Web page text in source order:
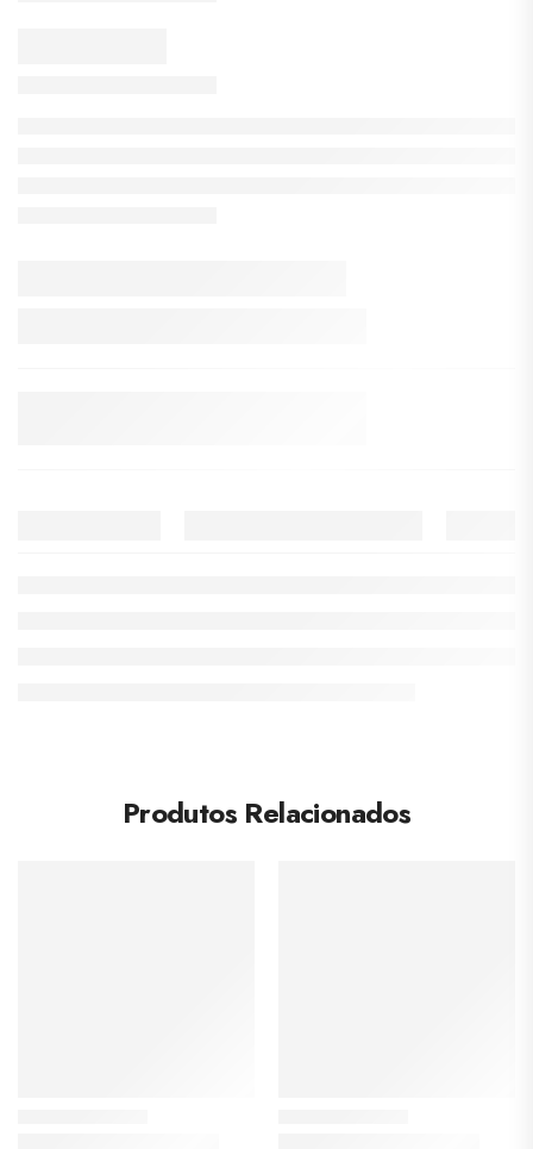
Produtos Relacionados